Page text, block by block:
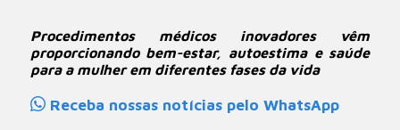
Procedimentos médicos inovadores vêm
proporcionando bem-estar, autoestima e saúde
para a mulher em diferentes fases da vida
Receba nossas notícias pelo WhatsApp